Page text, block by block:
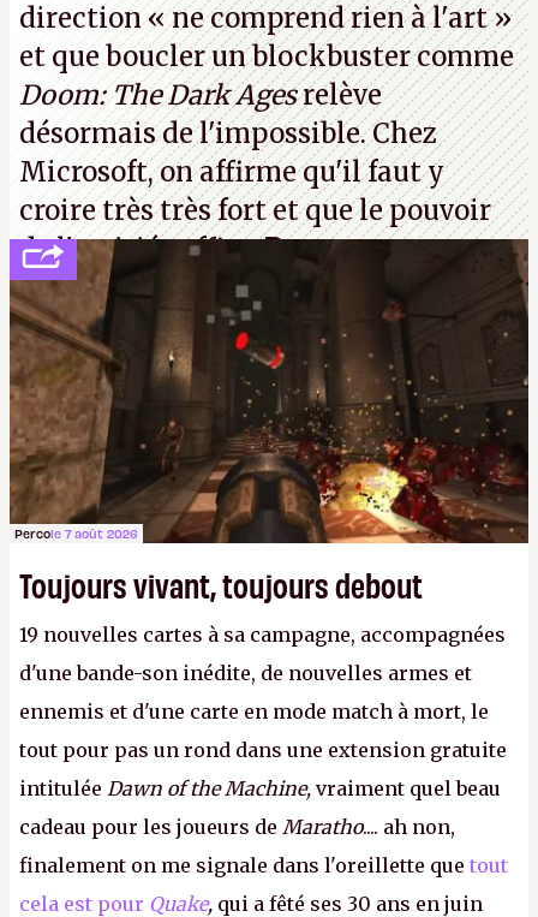
direction« ne comprend rien à l'art »
et que boucler un blockbuster comme
Doom: The Dark Agesrelève
désormais de l'impossible. Chez
Microsoft, on affirme qu'il faut y
croire très très fort et que le pouvoir
de l'amitié suffira.P.
Percole 7 août 2026
Toujours vivant, toujours debout
19 nouvelles cartes à sa campagne, accompagnées
d'une bande-son inédite, de nouvelles armes et
ennemis et d'une carte en mode match à mort, le
tout pour pas un rond dans une extension gratuite
intitulée Dawn of the Machine, vraiment quel beau
cadeau pour les joueurs de Maratho.... ah non,
finalement on me signale dans l'oreillette que tout
cela est pour Quake, qui a fêté ses 30 ans en juin